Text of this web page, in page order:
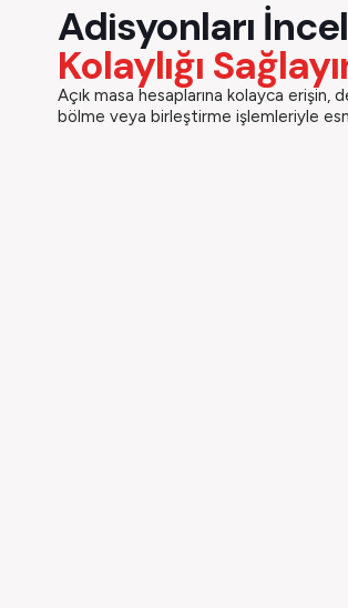
Adisyonları
Kolaylığı
Açık masa hesaplarına kolayca erişin,
bölme veya birleştirme işlemleriyle